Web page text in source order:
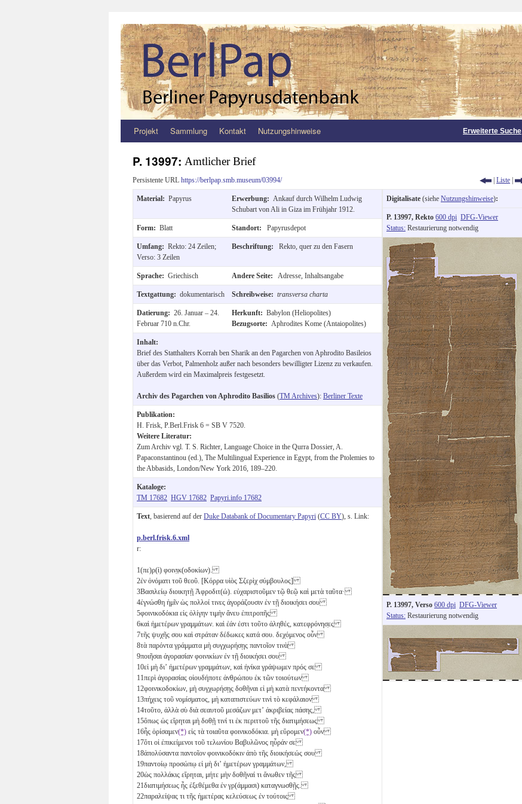
Zum
springen
Projekt Sammlung Kontakt Nutzungshinweise Erweiterte Suche
P. 13997: Amtlicher Brief
Persistente URL https://berlpap.smb.museum/03994/ | Liste |
Material: Papyrus Erwerbung: Ankauf durch Wilhelm Ludwig
Schubart von Ali in Giza im Frühjahr 1912.
Form: Blatt Standort: Papyrusdepot
Umfang: Rekto: 24 Zeilen;
Verso: 3 Zeilen
Beschriftung: Rekto, quer zu den Fasern
Sprache: Griechisch Andere Seite: Adresse, Inhaltsangabe
Textgattung: dokumentarisch Schreibweise: transversa charta
Datierung: 26. Januar – 24.
Februar 710 n.Chr.
Herkunft: Babylon (Heliopolites)
Bezugsorte: Aphrodites Kome (Antaiopolites)
Inhalt:
Brief des Statthalters Korrah ben Sharik an den Pagarchen von Aphrodito Basileios
über das Verbot, Palmenholz außer nach besonders bewilligter Lizenz zu verkaufen.
Außerdem wird ein Maximalpreis festgesetzt.
Archiv des Pagarchen von Aphrodito Basilios (TM Archives): Berliner Texte
Publikation:
H. Frisk, P.Berl.Frisk 6 = SB V 7520.
Weitere Literatur:
Zum Archiv vgl. T. S. Richter, Language Choice in the Qurra Dossier, A.
Papaconstantinou (ed.), The Multilingual Experience in Egypt, from the Ptolemies to
the Abbasids, London/New York 2016, 189–220.
Kataloge:
TM 17682 HGV 17682 Papyri.info 17682
Text , basierend auf der Duke Databank of Documentary Papyri (CC BY), s. Link:
p.berl.frisk.6.xml
r:
1(πε)ρ(ὶ) φοιν̣ι̣κ(οδοκίων).
2ἐν ὀνόματι τοῦ θεοῦ. [Κόρρα υἱὸς Σζερὶχ σύμβουλος]
3Βασιλείῳ διοικητῇ Ἀφροδιτ(ώ). εὐχαριστοῦμεν τῷ θεῷ καὶ μετὰ ταῦτα·
4ἐγνώσθη ἡμῖν ὡς πολλοί τινες ἀγοράζουσιν ἐν τῇ διοικήσει σου
5φοινικοδόκια εἰς ὀλίγην τιμὴν ἄνευ ἐπιτροπῆς
6καὶ ἡμετέρων γραμμάτων. καὶ ἐάν ἐστι τοῦτο ἀληθές, κατεφρόνησ̣ες
7τῆς ψυχῆς σου καὶ στράταν δέδωκες κατά σου. δεχόμενος οὖν
8τὰ πα̣ρόντα γράμματα μὴ συγχωρήσῃς παντοῖον τινὰ
9ποιῆσαι ἀγορασίαν φοινικίων ἐν τῇ διοικήσει σου
10εἰ μὴ διʼ ἡμετέρων γραμμάτων, καὶ ἡνίκα γράψωμεν πρός σε
11περὶ ἀγορασίας οἱουδήποτε ἀνθρώπου ἐκ τῶν τοιούτων
12φοινικοδοκίων, μὴ συγχωρήσῃς δοθῆναι εἰ μὴ κατὰ πεντήκοντα
13πήχεις τοῦ νομίσματος, μὴ καταπιστεύων τινὶ τὸ κεφάλαιον
14τοῦτο, ἀλλὰ σὺ διὰ σεαυτοῦ μεσάζων μετʼ ἀκριβείας πάσης,
15ὅπως ὡς εἴρηται μὴ δοθῇ τινί τι ἐκ περιττοῦ τῆς διατιμήσεως
16ἧς ὁρίσαμεν(*) εἰς τὰ τοιαῦτα φοινικοδόκια. μὴ εὕρομεν(*) οὖν
17ὅτι οἱ ἐπικείμενοι τοῦ τελωνίου Βαβυλῶνος ηὗράν σε
18ἀπολύσαντα παντοῖον φοινικοδόκιν ἀπὸ τῆς διοικήσεώς σου
19παντοίῳ προσώπῳ εἰ μὴ διʼ ἡμετέρων γραμμάτων,
20ὡς πολλάκις εἴρηται, μήτε μὴν δοθῆναί τι ἄνωθεν τῆς
21διατιμήσεως ἧς ἐξεθέμεθα ἐν γρ(άμμασι) καταγνωσθῇς.
22παραλείψας τι τῆς ἡμετέρας κελεύσεως ἐν τούτοις
Digitalisate (siehe Nutzungshinweise):
P. 13997, Rekto 600 dpi DFG-Viewer
Status: Restaurierung notwendig
P. 13997, Verso 600 dpi DFG-Viewer
Status: Restaurierung notwendig